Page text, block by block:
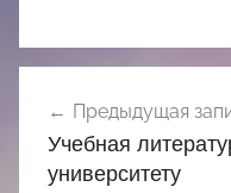
по
записям
Предыдущая
Учебная
университету